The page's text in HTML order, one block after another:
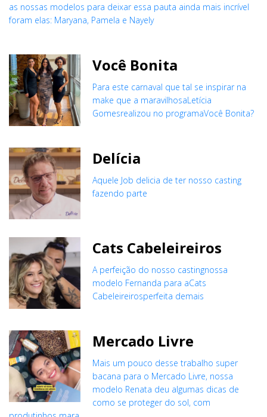
as nossas modelos para deixar essa pauta ainda mais incrível
foram elas: Maryana, Pamela e Nayely
Você Bonita
Para este carnaval que tal se inspirar na
make que a maravilhosaLetícia
Gomesrealizou no programaVocê Bonita?
Delícia
Aquele Job delicia de ter nosso casting
fazendo parte
Cats Cabeleireiros
A perfeição do nosso castingnossa
modelo Fernanda para aCats
Cabeleireirosperfeita demais
Mercado Livre
Mais um pouco desse trabalho super
bacana para o Mercado Livre, nossa
modelo Renata deu algumas dicas de
como se proteger do sol, com